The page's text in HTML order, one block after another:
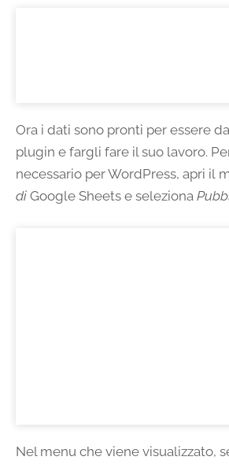
Ora i dati sono pronti per essere
plugin e fargli fare il suo lavoro.
necessario per WordPress, apri il
di Google Sheets e seleziona
Nel menu che viene visualizzato,